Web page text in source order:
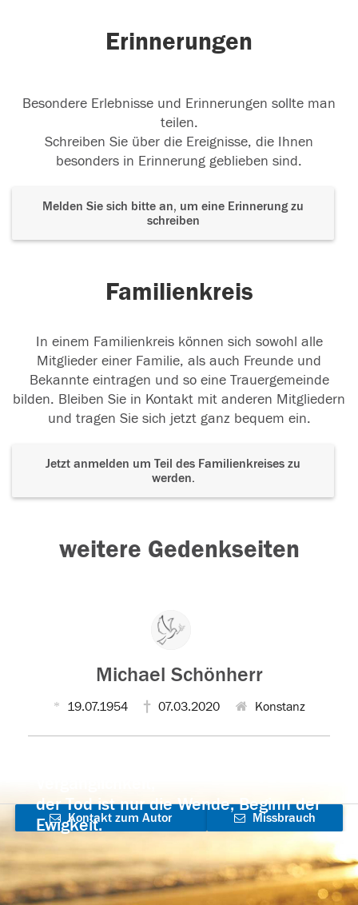
Erinnerungen
Besondere Erlebnisse und Erinnerungen sollte man
teilen.
Schreiben Sie über die Ereignisse, die Ihnen
besonders in Erinnerung geblieben sind.
Melden Sie sich bitte an, um eine Erinnerung zu
schreiben
Familienkreis
In einem Familienkreis können sich sowohl alle
Mitglieder einer Familie, als auch Freunde und
Bekannte eintragen und so eine Trauergemeinde
bilden. Bleiben Sie in Kontakt mit anderen Mitgliedern
und tragen Sie sich jetzt ganz bequem ein.
Jetzt anmelden um Teil des Familienkreises zu
werden.
weitere Gedenkseiten
Michael Schönherr
19.07.1954 07.03.2020 Konstanz
der Tod ist nur die Wende, Beginn der
Ewigkeit.
Kontakt zum Autor
aufnehmen
Missbrauch